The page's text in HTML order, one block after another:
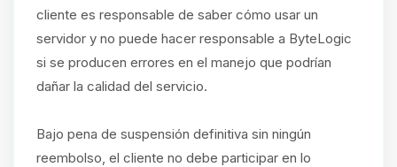
cliente es responsable de saber cómo usar un
servidor y no puede hacer responsable a ByteLogic
si se producen errores en el manejo que podrían
dañar la calidad del servicio.
Bajo pena de suspensión definitiva sin ningún
reembolso, el cliente no debe participar en lo